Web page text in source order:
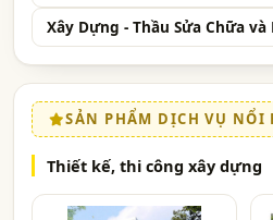
Xây Dựng - Thầu Sửa Chữa và
SẢN PHẨM DỊCH VỤ NỔI
Thiết kế, thi công xây dựng